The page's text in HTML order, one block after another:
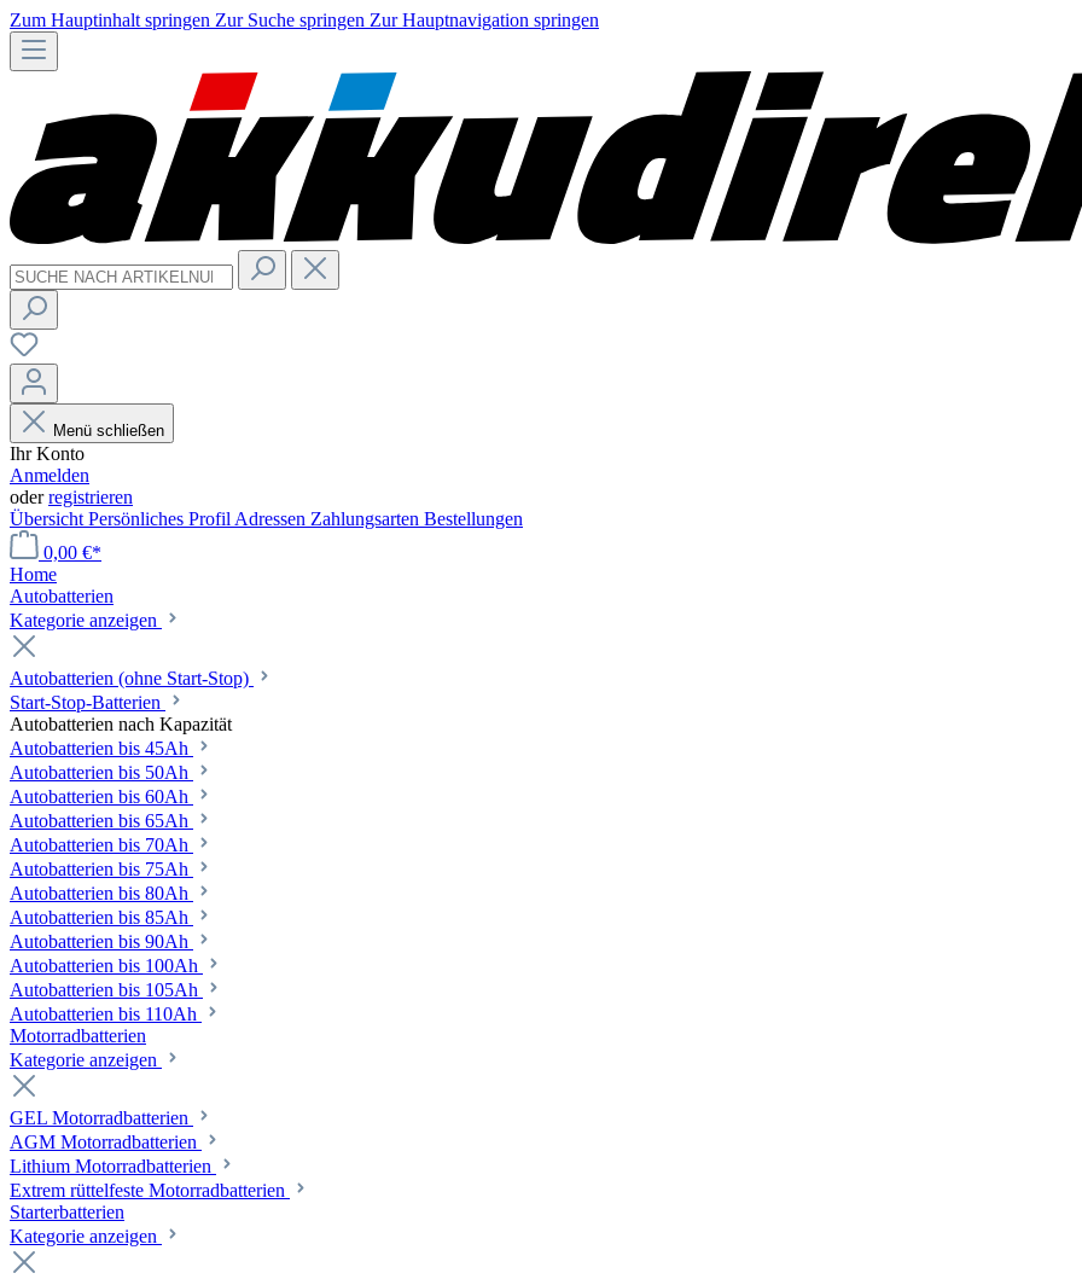
Zum Hauptinhalt springen Zur Suche springen Zur Hauptnavigation springen
Menü schließen
Ihr Konto
Anmelden
oderregistrieren
Übersicht Persönliches Profil Adressen Zahlungsarten Bestellungen
0,00 €*
Home
Autobatterien
Kategorie anzeigen
Autobatterien (ohne Start-Stop)
Start-Stop-Batterien
Autobatterien nach Kapazität
Autobatterien bis 45Ah
Autobatterien bis 50Ah
Autobatterien bis 60Ah
Autobatterien bis 65Ah
Autobatterien bis 70Ah
Autobatterien bis 75Ah
Autobatterien bis 80Ah
Autobatterien bis 85Ah
Autobatterien bis 90Ah
Autobatterien bis 100Ah
Autobatterien bis 105Ah
Autobatterien bis 110Ah
Motorradbatterien
Kategorie anzeigen
GEL Motorradbatterien
AGM Motorradbatterien
Lithium Motorradbatterien
Extrem rüttelfeste Motorradbatterien
Starterbatterien
Kategorie anzeigen